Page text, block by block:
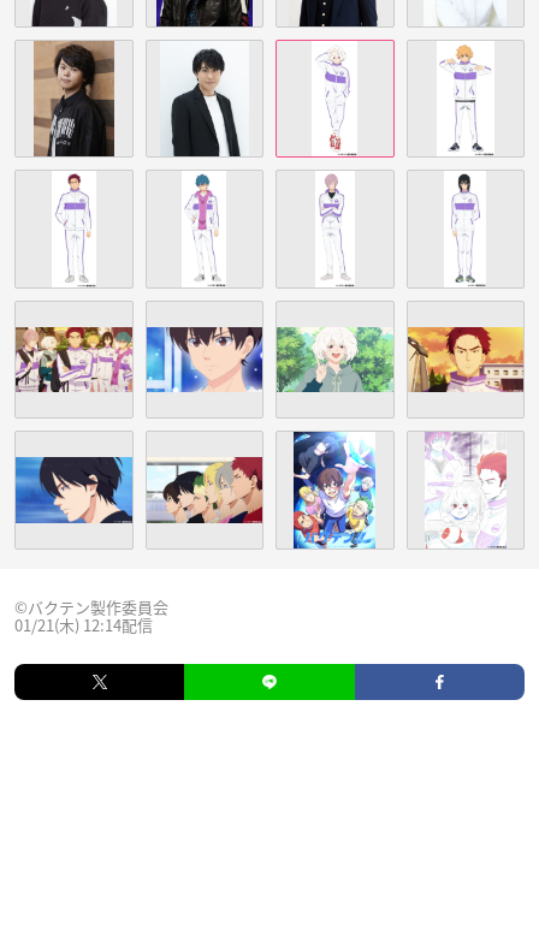
©バクテン製作委員会
01/21(木) 12:14配信